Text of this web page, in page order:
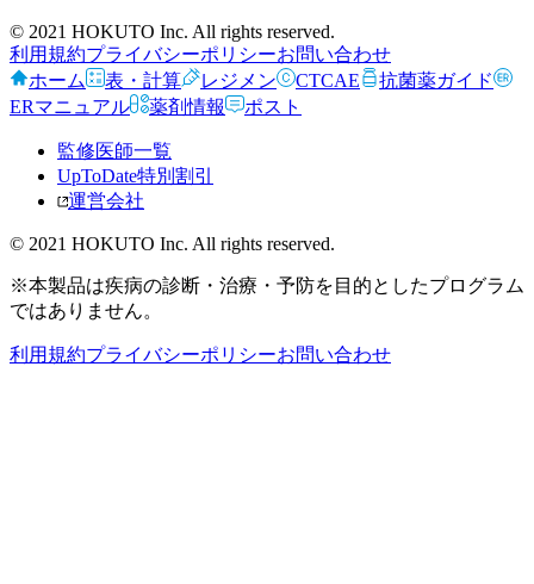
© 2021 HOKUTO Inc. All rights reserved.
利用規約プライバシーポリシーお問い合わせ
ホーム
表・計算 レジメン CTCAE
抗菌薬ガイド
ERマニュアル
薬剤情報 ポスト
監修医師一覧
UpToDate特別割引
運営会社
© 2021 HOKUTO Inc. All rights reserved.
※本製品は疾病の診断・治療・予防を目的としたプログラム
ではありません。
利用規約プライバシーポリシーお問い合わせ